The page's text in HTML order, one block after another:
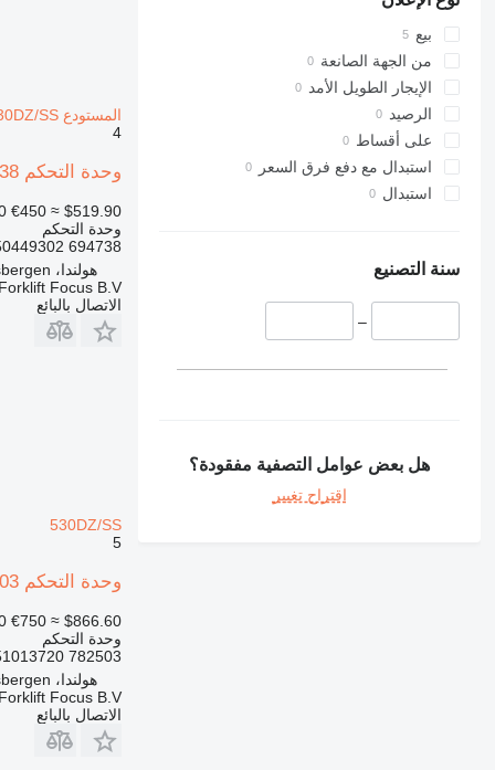
بيع
من الجهة الصانعة
الإيجار الطويل الأمد
الرصيد
على أقساط
استبدال مع دفع فرق السعر
استبدال
سنة التصنيع
–
هل بعض عوامل التصفية مفقودة؟
اقتراح تغيير
المستودع Jungheinrich ETV214-530DZ/SS
4
وحدة التحكم ETV214-530DZ/SS 694738 لـ المعدة المستخدمة في المستودع Jungheinrich ETV214-530DZ/SS
€450 ≈ $519.90
وحدة التحكم
694738 50449302
هولندا، Haaksbergen
Forklift Focus B.V.
الاتصال بالبائع
530DZ/SS
5
وحدة التحكم 782503 لـ شاحنة الوصول Jungheinrich ETV214-530DZ/SS
€750 ≈ $866.60
وحدة التحكم
782503 51013720
هولندا، Haaksbergen
Forklift Focus B.V.
الاتصال بالبائع